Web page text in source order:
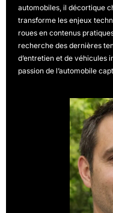
automobiles, il décortique
transforme les enjeux
roues en contenus
recherche des dernières
d’entretien et de véhicules
passion de l’automobile